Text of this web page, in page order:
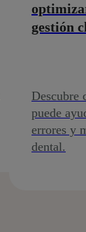
gestión
Descubre
puede
errores y
dental.